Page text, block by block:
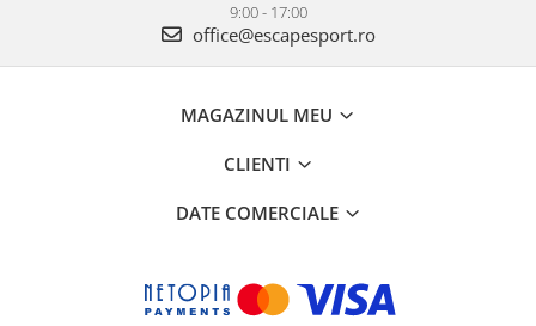
9:00 - 17:00
office@escapesport.ro
MAGAZINUL MEU
CLIENTI
DATE COMERCIALE